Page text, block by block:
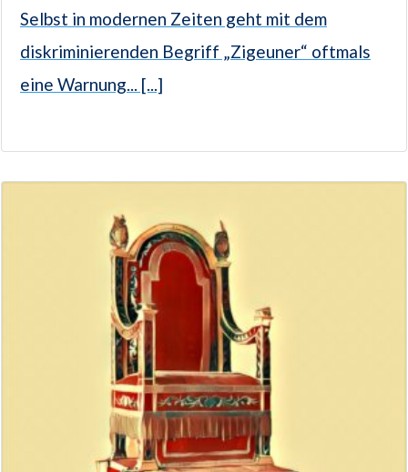
Selbst in modernen Zeiten geht mit dem
diskriminierenden Begriff „Zigeuner“ oftmals
eine Warnung... [...]